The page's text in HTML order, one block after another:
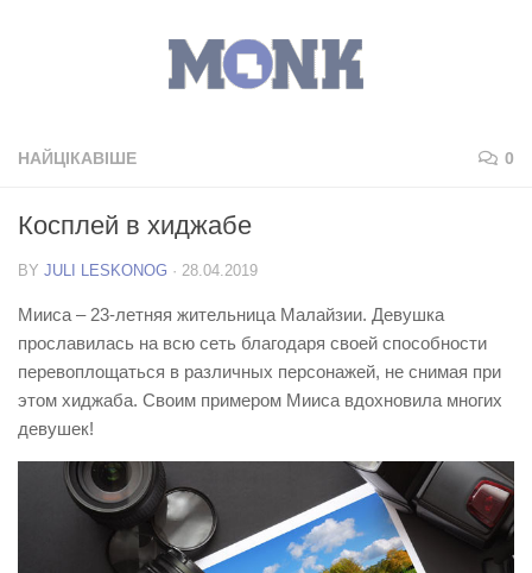
НАЙЦІКАВІШЕ 0
Косплей в хиджабе
BY JULI LESKONOG · 28.04.2019
Мииса – 23-летняя жительница Малайзии. Девушка
прославилась на всю сеть благодаря своей способности
перевоплощаться в различных персонажей, не снимая при
этом хиджаба. Своим примером Мииса вдохновила многих
девушек!